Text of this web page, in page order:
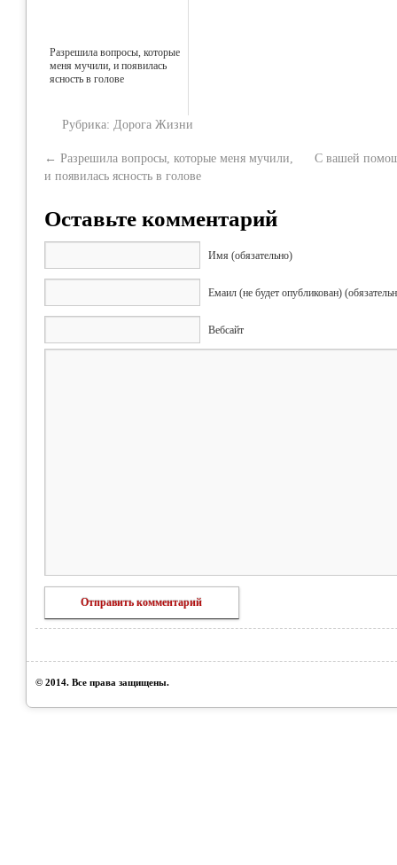
Разрешила вопросы, которые
меня мучили, и появилась
ясность в голове
Рубрика: Дорога Жизни
← Разрешила вопросы, которые меня мучили,
и появилась ясность в голове
С вашей
Оставьте комментарий
Имя (обязательно)
Емаил (не будет опубликован)
Вебсайт
© 2014. Все права защищены.